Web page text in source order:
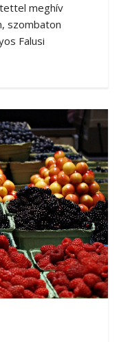
meghív
szombaton
Falusi